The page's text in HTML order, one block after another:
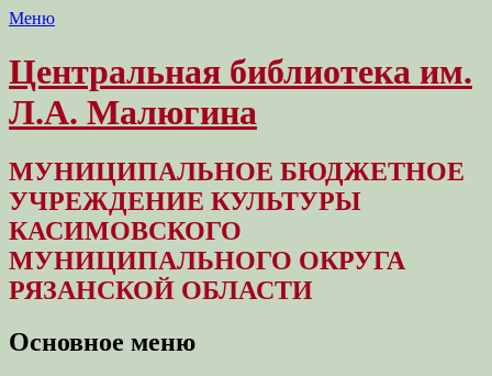
Меню
Центральная библиотека им.
Л.А. Малюгина
МУНИЦИПАЛЬНОЕ БЮДЖЕТНОЕ
УЧРЕЖДЕНИЕ КУЛЬТУРЫ
КАСИМОВСКОГО
МУНИЦИПАЛЬНОГО ОКРУГА
РЯЗАНСКОЙ ОБЛАСТИ
Основное меню